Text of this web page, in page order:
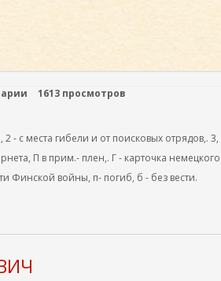
1613 просмотров
с места гибели и от поисковых отрядов,. 3,
П в прим.- плен,. Г - карточка
Финской войны, п- погиб, б - без вести.